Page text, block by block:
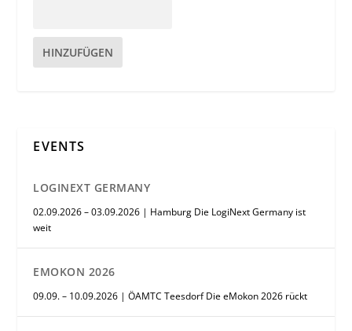
HINZUFÜGEN
EVENTS
LOGINEXT GERMANY
02.09.2026 – 03.09.2026 | Hamburg Die LogiNext Germany ist
weit
EMOKON 2026
09.09. – 10.09.2026 | ÖAMTC Teesdorf Die eMokon 2026 rückt